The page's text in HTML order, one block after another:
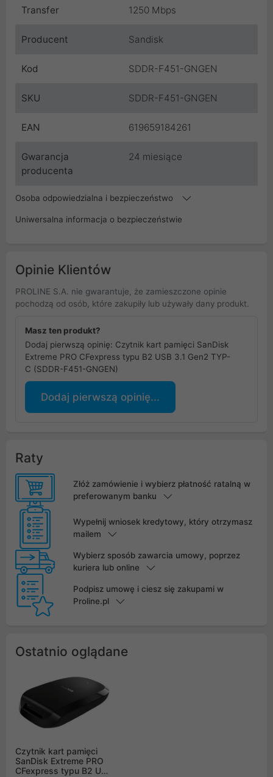
Transfer 1250 Mbps
Producent Sandisk
Kod SDDR-F451-GNGEN
SKU SDDR-F451-GNGEN
EAN 619659184261
Gwarancja
producenta
24 miesiące
Osoba odpowiedzialna i bezpieczeństwo
Uniwersalna informacja o bezpieczeństwie
Opinie Klientów
PROLINE S.A. nie gwarantuje, że zamieszczone opinie
pochodzą od osób, które zakupiły lub używały dany produkt.
Masz ten produkt?
Dodaj pierwszą opinię: Czytnik kart pamięci SanDisk
Extreme PRO CFexpress typu B2 USB 3.1 Gen2 TYP-
C (SDDR-F451-GNGEN)
Dodaj pierwszą opinię...
Raty
Złóż zamówienie i wybierz płatność ratalną w
preferowanym banku
Wypełnij wniosek kredytowy, który otrzymasz
mailem
Wybierz sposób zawarcia umowy, poprzez
kuriera lub online
Podpisz umowę i ciesz się zakupami w
Proline.pl
Ostatnio oglądane
Czytnik kart pamięci
SanDisk Extreme PRO
CFexpress typu B2 USB